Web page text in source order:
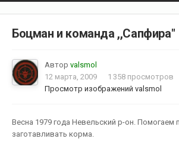
Боцман и команда ,,Сапфира"
Автор valsmol
12 марта, 2009
1 358 просмотров
Просмотр изображений valsmol
Весна 1979 года Невельский р-он.
заготавливать корма.